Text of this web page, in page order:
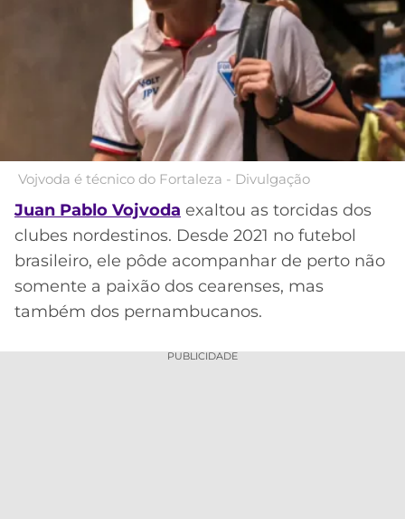
CÓDIGO
BETANO
MELHORES
APPS
APOSTAS
CASSINOS
ONLINE
MELHORES
ONLINE
SANTOS
FLAMENGO
BOTAFOGO
VASCO
INTERNACIONAL
BRASIL
PREMIER
LEAGUE
COPA
SUL-
AMERICANA
LIGA
DOS
CAMPEÕES
LALIGA
PALPITES
Vojvoda é técnico do Fortaleza - Divulgação
Juan Pablo Vojvoda exaltou as torcidas dos
clubes nordestinos. Desde 2021 no futebol
brasileiro, ele pôde acompanhar de perto não
somente a paixão dos cearenses, mas
também dos pernambucanos.
PUBLICIDADE